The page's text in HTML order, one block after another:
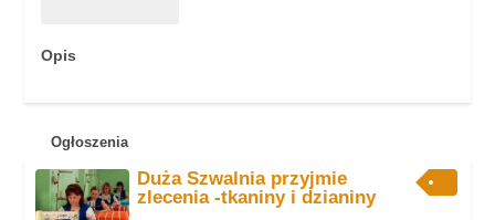
Opis
Ogłoszenia
Duża Szwalnia przyjmie
zlecenia -tkaniny i dzianiny